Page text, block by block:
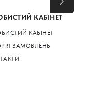
КАБІНЕТ
КАБІНЕТ
ЗАМОВЛЕНЬ